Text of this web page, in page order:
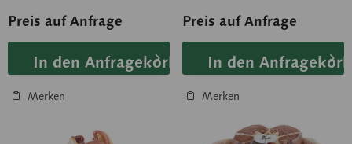
Preis auf Anfrage
In den Anfragekorb
Merken
Preis auf Anfrage
In den Anfragekorb
Merken